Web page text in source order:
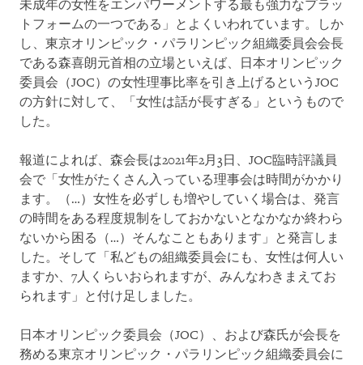
未成年の女性をエンパワーメントする最も強力なプラッ
トフォームの一つである」とよくいわれています。しか
し、東京オリンピック・パラリンピック組織委員会会長
である森喜朗元首相の立場といえば、日本オリンピック
委員会（JOC）の女性理事比率を引き上げるというJOC
の方針に対して、「女性は話が長すぎる」というもので
した。
報道によれば、森会長は2021年2月3日、JOC臨時評議員
会で「女性がたくさん入っている理事会は時間がかかり
ます。（…）女性を必ずしも増やしていく場合は、発言
の時間をある程度規制をしておかないとなかなか終わら
ないから困る（…）そんなこともあります」と発言しま
した。そして「私どもの組織委員会にも、女性は何人い
ますか、7人くらいおられますが、みんなわきまえてお
られます」と付け足しました。
日本オリンピック委員会（JOC）、および森氏が会長を
務める東京オリンピック・パラリンピック組織委員会に